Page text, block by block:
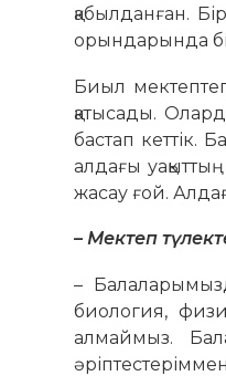
қабылданған.
орындарында
Биыл
қатысады.
бастап кеттік.
алдағы
жасау ғой.
– Мектеп
–
биология,
алмаймыз.